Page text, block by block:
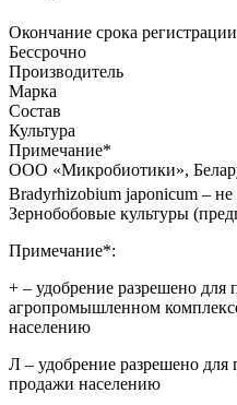
Окончание срока
Бессрочно
Производитель
Марка
Состав
Культура
Примечание*
ООО «Микробиотики»,
Bradyrhizobium japonicum – не
Зернобобовые культуры
Примечание*:
+ – удобрение разрешено для
агропромышленном
населению
Л – удобрение разрешено
продажи населению